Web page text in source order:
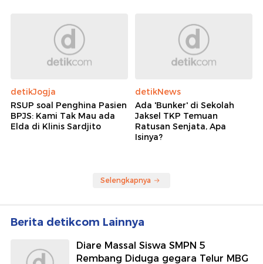
detikJogja
RSUP soal Penghina Pasien
BPJS: Kami Tak Mau ada
Elda di Klinis Sardjito
detikNews
Ada 'Bunker' di Sekolah
Jaksel TKP Temuan
Ratusan Senjata, Apa
Isinya?
Selengkapnya
Berita detikcom Lainnya
Diare Massal Siswa SMPN 5
Rembang Diduga gegara Telur MBG